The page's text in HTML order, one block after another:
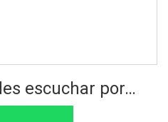
escuchar por…